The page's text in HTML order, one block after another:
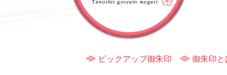
ピックアップ御朱印 御朱印と